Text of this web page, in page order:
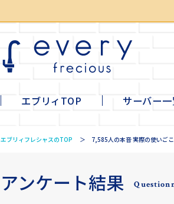
エブリィTOP サーバー
lite
mini
エブリィフレシャスのTOP 7,585人の本音 実際の使いご
アンケート結果